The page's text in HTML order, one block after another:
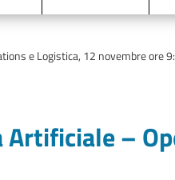
e Logistica, 12 novembre ore
–